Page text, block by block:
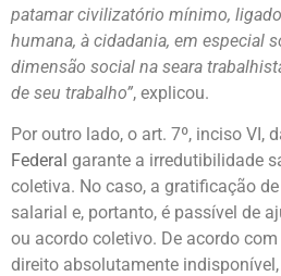
patamar civilizatório mínimo,
humana, à cidadania, em especial
dimensão social na seara
de seu trabalho”, explicou.
Por outro lado, o art. 7º, inciso VI,
Federal garante a irredutibilidade
coletiva. No caso, a gratificação
salarial e, portanto, é passível de
ou acordo coletivo. De acordo
direito absolutamente